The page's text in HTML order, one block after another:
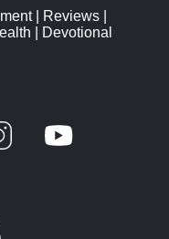
| Reviews
Devotional